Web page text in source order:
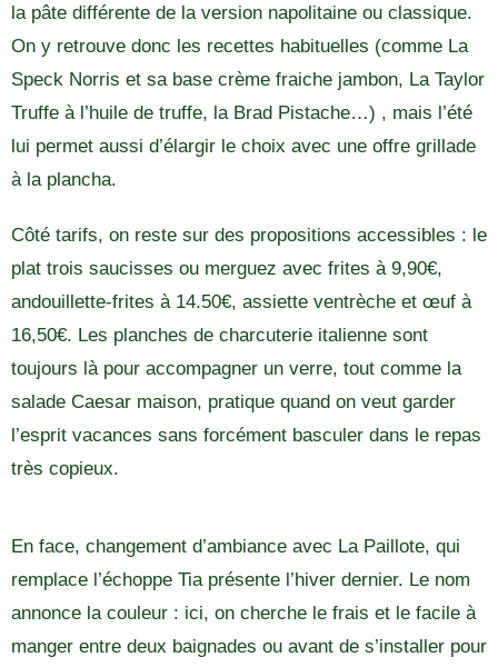
la pâte différente de la version napolitaine ou classique.
On y retrouve donc les recettes habituelles (comme La
Speck Norris et sa base crème fraiche jambon, La Taylor
Truffe à l’huile de truffe, la Brad Pistache…) , mais l’été
lui permet aussi d’élargir le choix avec une offre grillade
à la plancha.
Côté tarifs, on reste sur des propositions accessibles : le
plat trois saucisses ou merguez avec frites à 9,90€,
andouillette-frites à 14.50€, assiette ventrèche et œuf à
16,50€. Les planches de charcuterie italienne sont
toujours là pour accompagner un verre, tout comme la
salade Caesar maison, pratique quand on veut garder
l’esprit vacances sans forcément basculer dans le repas
très copieux.
En face, changement d’ambiance avec La Paillote, qui
remplace l’échoppe Tia présente l’hiver dernier. Le nom
annonce la couleur : ici, on cherche le frais et le facile à
manger entre deux baignades ou avant de s’installer pour